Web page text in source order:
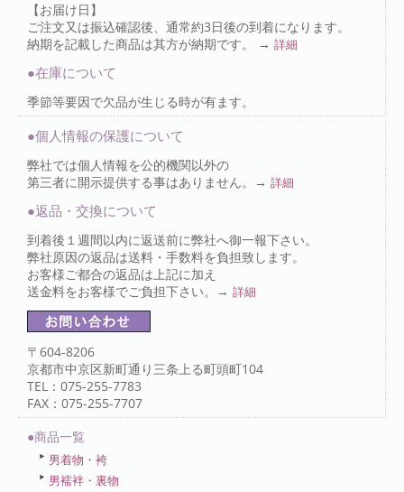
【お届け日】
ご注文又は振込確認後、通常約3日後の到着になります。
納期を記載した商品は其方が納期です。 → 詳細
●在庫について
季節等要因で欠品が生じる時が有ます。
●個人情報の保護について
弊社では個人情報を公的機関以外の
第三者に開示提供する事はありません。→ 詳細
●返品・交換について
到着後１週間以内に返送前に弊社へ御一報下さい。
弊社原因の返品は送料・手数料を負担致します。
お客様ご都合の返品は上記に加え
送金料をお客様でご負担下さい。→ 詳細
〒604-8206
京都市中京区新町通り三条上る町頭町104
TEL：075-255-7783
FAX：075-255-7707
●商品一覧
男着物・袴
男襦袢・裏物